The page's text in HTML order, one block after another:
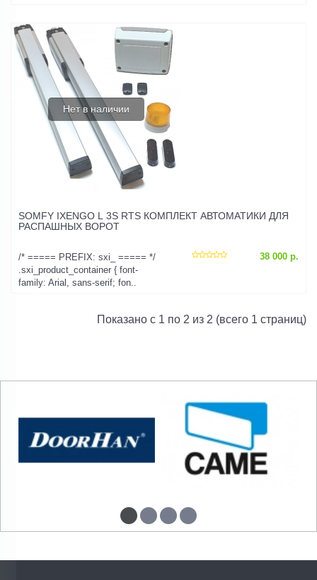
Нет в наличии
SOMFY IXENGO L 3S RTS КОМПЛЕКТ АВТОМАТИКИ ДЛЯ
РАСПАШНЫХ ВОРОТ
/* ===== PREFIX: sxi_ ===== */
.sxi_product_container { font-
family: Arial, sans-serif; fon..
38 000 р.
Показано с 1 по 2 из 2 (всего 1 страниц)